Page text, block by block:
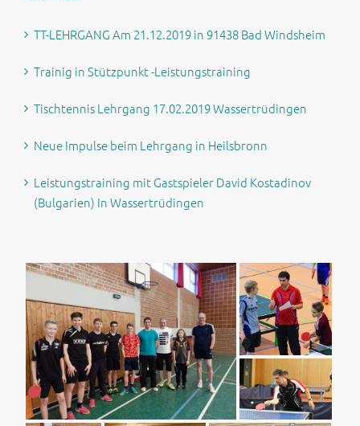
TT-LEHRGANG Am 21.12.2019 in 91438 Bad Windsheim
Trainig in Stützpunkt -Leistungstraining
Tischtennis Lehrgang 17.02.2019 Wassertrüdingen
Neue Impulse beim Lehrgang in Heilsbronn
Leistungstraining mit Gastspieler David Kostadinov
(Bulgarien) In Wassertrüdingen